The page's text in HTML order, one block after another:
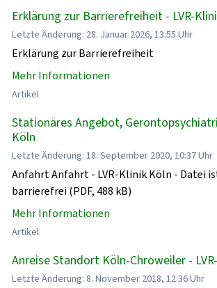
Erklärung zur Barrierefreiheit - LVR-
Letzte Änderung: 28. Januar 2026, 13:55 Uhr
Erklärung zur Barrierefreiheit
Mehr Informationen
Artikel
Stationäres Angebot,
Köln
Letzte Änderung: 18. September 2020, 10:37 Uhr
Anfahrt Anfahrt - LVR-Klinik Köln - Datei
barrierefrei (PDF, 488 kB)
Mehr Informationen
Artikel
Anreise Standort Köln-Chroweiler -
Letzte Änderung: 8. November 2018, 12:36 Uhr